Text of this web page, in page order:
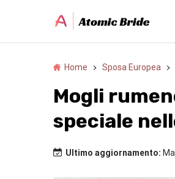
Home Sposa Europea
Mogli
speciale
Ultimo aggiornamento: